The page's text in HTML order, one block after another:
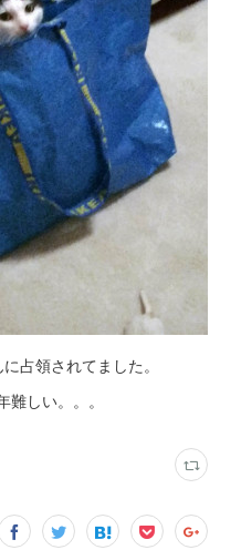
占領されてました。
しい。。。